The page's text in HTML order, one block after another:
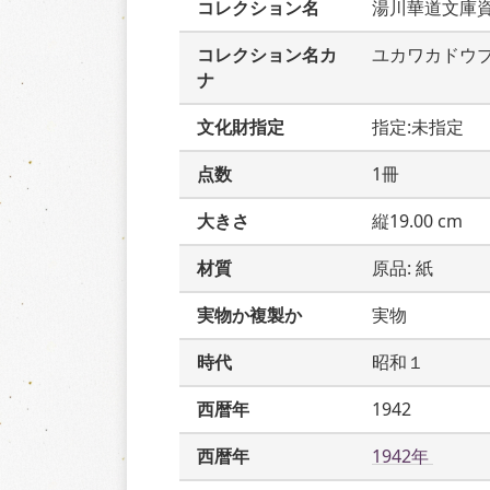
コレクション名
湯川華道文庫
コレクション名カ
ナ
ユカワカドウ
文化財指定
指定:未指定
点数
1冊
大きさ
縦19.00 cm
材質
原品: 紙
実物か複製か
実物
時代
昭和１
西暦年
1942
西暦年
1942年